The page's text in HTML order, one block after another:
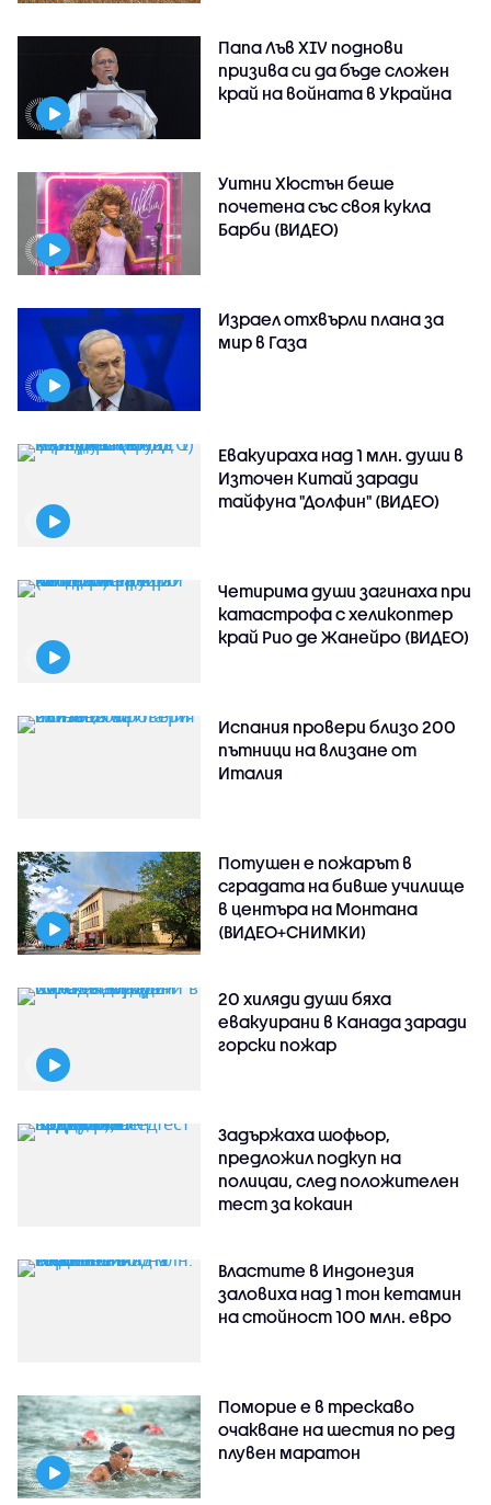
Папа Лъв XIV поднови
призива си да бъде сложен
край на войната в Украйна
Уитни Хюстън беше
почетена със своя кукла
Барби (ВИДЕО)
Израел отхвърли плана за
мир в Газа
Евакуираха над 1 млн. души в
Източен Китай заради
тайфуна "Долфин" (ВИДЕО)
Четирима души загинаха при
катастрофа с хеликоптер
край Рио де Жанейро (ВИДЕО)
Испания провери близо 200
пътници на влизане от
Италия
Потушен е пожарът в
сградата на бивше училище
в центъра на Монтана
(ВИДЕО+СНИМКИ)
20 хиляди души бяха
евакуирани в Канада заради
горски пожар
Задържаха шофьор,
предложил подкуп на
полицаи, след положителен
тест за кокаин
Властите в Индонезия
заловиха над 1 тон кетамин
на стойност 100 млн. евро
Поморие е в трескаво
очакване на шестия по ред
плувен маратон